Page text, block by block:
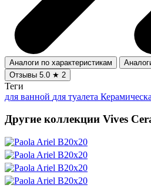
Аналоги по характеристикам
Отзывы 5.0 ★ 2
Теги
для ванной для туалета
Другие коллекции Vives